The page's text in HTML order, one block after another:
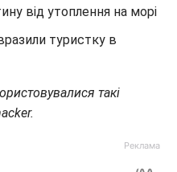
від утоплення на морі
туристку в
такі